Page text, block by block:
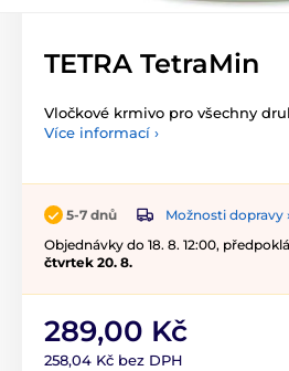
TETRA TetraMin
Vločkové krmivo pro všechny
Více informací ›
5-7 dnů
Možnosti dopravy ›
Objednávky do 18. 8. 12:00,
čtvrtek 20. 8.
289,00 Kč
258,04 Kč bez DPH